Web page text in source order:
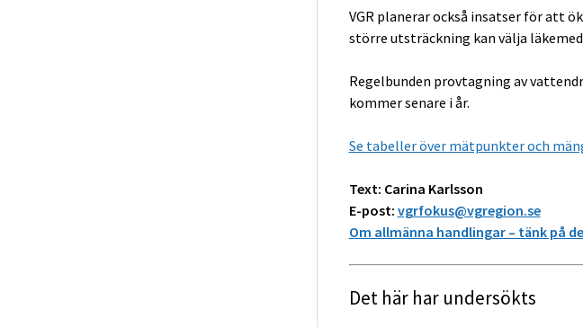
VGR planerar också insatser för att
större utsträckning kan välja
Regelbunden provtagning av
kommer senare i år.
Se tabeller över mätpunkter och
Text: Carina Karlsson
E-post: vgrfokus@vgregion.se
Om allmänna handlingar – tänk på
Det här har undersökts